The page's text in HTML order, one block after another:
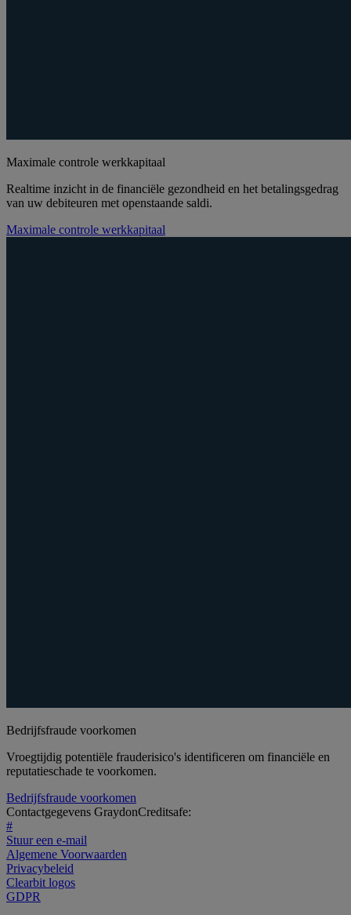
Maximale controle werkkapitaal
Realtime inzicht in de financiële gezondheid en het betalingsgedrag
van uw debiteuren met openstaande saldi.
Maximale controle werkkapitaal
Bedrijfsfraude voorkomen
Vroegtijdig potentiële frauderisico's identificeren om financiële en
reputatieschade te voorkomen.
Bedrijfsfraude voorkomen
Contactgegevens GraydonCreditsafe:
#
Stuur een e-mail
Algemene Voorwaarden
Privacybeleid
Clearbit logos
GDPR